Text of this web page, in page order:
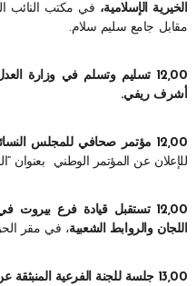
الخيرية الإسلامية، في مكتب النائب
مقابل جامع سليم سلام.
12,00 تسليم وتسلم في وزارة
أشرف ريفي.
12,00 مؤتمر صحافي للمجلس النسائي اللبناني،
للإعلان عن المؤتمر الوطني بعنوان
12,00 تستقبل قيادة فرع
اللجان والروابط الشعبية، في مقر
13,00 جلسة للجنة الفرعية